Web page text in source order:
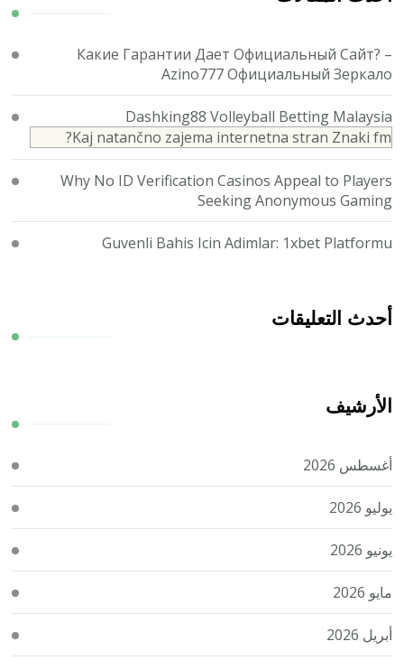
Какие Гарантии Дает Официальный Сайт? –
Azino777 Официальный Зеркало
Dashking88 Volleyball Betting Malaysia
Kaj natančno zajema internetna stran Znaki fm?
Why No ID Verification Casinos Appeal to Players
Seeking Anonymous Gaming
Guvenli Bahis Icin Adimlar: 1xbet Platformu
أحدث التعليقات
الأرشيف
أغسطس 2026
يوليو 2026
يونيو 2026
مايو 2026
أبريل 2026